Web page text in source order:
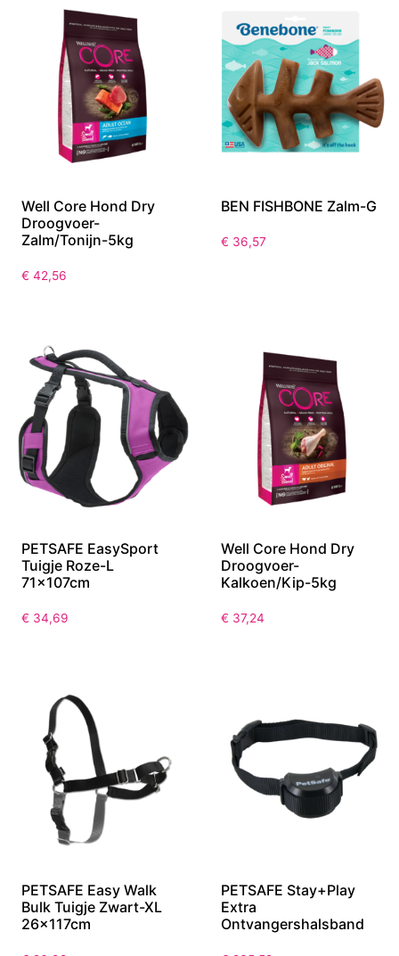
Well Core Hond Dry
Droogvoer-
Zalm/Tonijn-5kg
€ 42,56
BEN FISHBONE Zalm-G
€ 36,57
PETSAFE EasySport
Tuigje Roze-L
71x107cm
€ 34,69
Well Core Hond Dry
Droogvoer-
Kalkoen/Kip-5kg
€ 37,24
PETSAFE Easy Walk
Bulk Tuigje Zwart-XL
26x117cm
PETSAFE Stay+Play
Extra
Ontvangershalsband